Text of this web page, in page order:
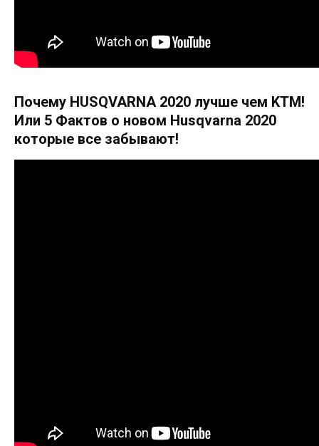
Почему HUSQVARNA 2020 лучше чем KTM!
Или 5 Фактов о новом Нusqvarna 2020
которые все забывают!